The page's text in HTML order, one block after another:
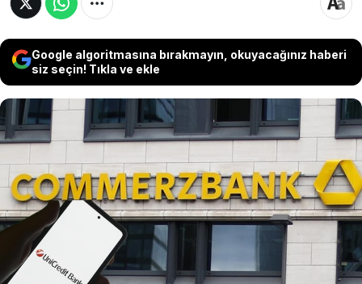
Google algoritmasına bırakmayın, okuyacağınız haberi
siz seçin! Tıkla ve ekle
Almanya’nın ikinci büyük bankası
Commerzbank, İtalyan UniCredit’in satın alma
teklifini reddetti. Banka yönetimi, teklifin
piyasa değerinin altında kaldığını ve stratejik
planın belirsizlik taşıdığını savundu.